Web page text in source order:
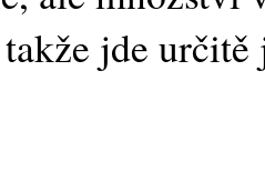
jde určitě